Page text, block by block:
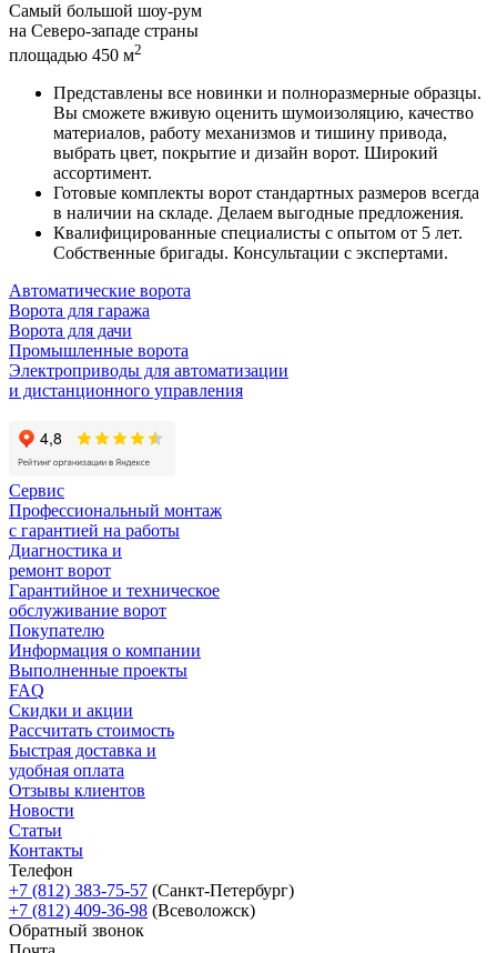
Самый большой шоу-рум
на Северо-западе страны
площадью 450 м2
Представлены все новинки и полноразмерные образцы.
Вы сможете вживую оценить шумоизоляцию, качество
материалов, работу механизмов и тишину привода,
выбрать цвет, покрытие и дизайн ворот. Широкий
ассортимент.
Готовые комплекты ворот стандартных размеров всегда
в наличии на складе. Делаем выгодные предложения.
Квалифицированные специалисты с опытом от 5 лет.
Собственные бригады. Консультации с экспертами.
Автоматические ворота
Ворота для гаража
Ворота для дачи
Промышленные ворота
Электроприводы для автоматизации
и дистанционного управления
Сервис
Профессиональный монтаж
с гарантией на работы
Диагностика и
ремонт ворот
Гарантийное и техническое
обслуживание ворот
Покупателю
Информация о компании
Выполненные проекты
FAQ
Скидки и акции
Рассчитать стоимость
Быстрая доставка и
удобная оплата
Отзывы клиентов
Новости
Статьи
Контакты
Телефон
+7 (812) 383-75-57 (Санкт-Петербург)
+7 (812) 409-36-98 (Всеволожск)
Обратный звонок